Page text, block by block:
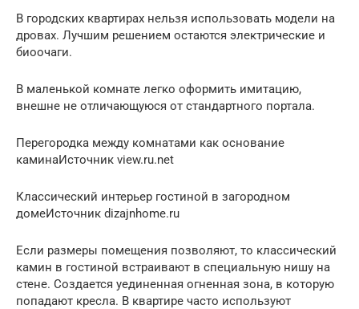
В городских квартирах нельзя использовать модели на
дровах. Лучшим решением остаются электрические и
биоочаги.
В маленькой комнате легко оформить имитацию,
внешне не отличающуюся от стандартного портала.
Перегородка между комнатами как основание
каминаИсточник view.ru.net
Классический интерьер гостиной в загородном
домеИсточник dizajnhome.ru
Если размеры помещения позволяют, то классический
камин в гостиной встраивают в специальную нишу на
стене. Создается уединенная огненная зона, в которую
попадают кресла. В квартире часто используют